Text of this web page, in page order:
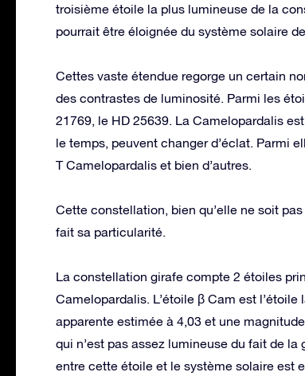
troisième étoile la plus lumineuse de la
pourrait être éloignée du système solaire
Cettes vaste étendue regorge un certain
des contrastes de luminosité. Parmi les
21769, le HD 25639. La Camelopardalis
le temps, peuvent changer d’éclat. Parmi
T Camelopardalis et bien d’autres.
Cette constellation, bien qu’elle ne soit
fait sa particularité.
La constellation girafe compte 2 étoiles
Camelopardalis. L’étoile β Cam est
apparente estimée à 4,03 et une
qui n’est pas assez lumineuse du fait de
entre cette étoile et le système solaire est